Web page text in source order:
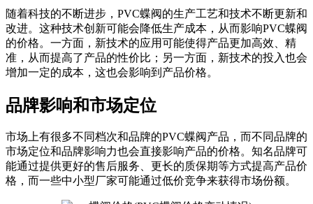
随着科技的不断进步，PVC蝶阀的生产工艺和技术不断更新和
改进。这种技术创新可能会降低生产成本，从而影响PVC蝶阀
的价格。一方面，新技术的应用可能使得产品更加高效、精
准，从而提高了产品的性价比；另一方面，新技术的投入也会
增加一定的成本，这也会影响到产品价格。
品牌影响和市场定位
市场上有很多不同档次和品牌的PVC蝶阀产品，而不同品牌的
市场定位和品牌影响力也会直接影响产品的价格。知名品牌可
能通过提供更好的售后服务、更长的质保期等方式提高产品价
格，而一些中小型厂家可能通过低价竞争来获得市场份额。